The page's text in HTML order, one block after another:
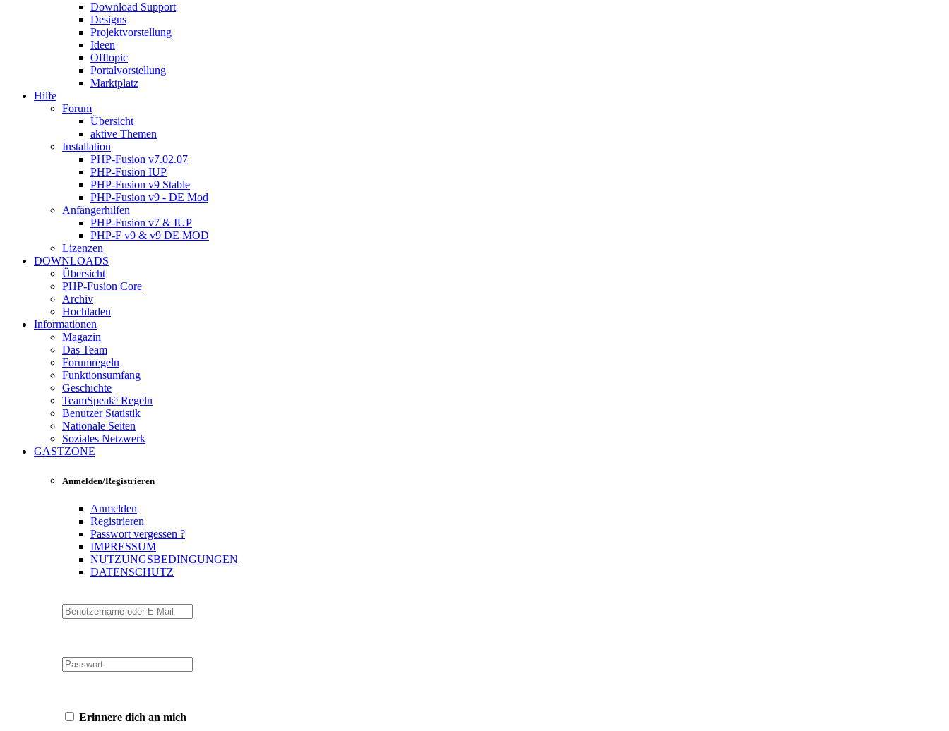
Download Support
Designs
Projektvorstellung
Ideen
Offtopic
Portalvorstellung
Marktplatz
Hilfe
Forum
Übersicht
aktive Themen
Installation
PHP-Fusion v7.02.07
PHP-Fusion IUP
PHP-Fusion v9 Stable
PHP-Fusion v9 - DE Mod
Anfängerhilfen
PHP-Fusion v7 & IUP
PHP-F v9 & v9 DE MOD
Lizenzen
DOWNLOADS
Übersicht
PHP-Fusion Core
Archiv
Hochladen
Informationen
Magazin
Das Team
Forumregeln
Funktionsumfang
Geschichte
TeamSpeak³ Regeln
Benutzer Statistik
Nationale Seiten
Soziales Netzwerk
GASTZONE
Anmelden/Registrieren
Anmelden
Registrieren
Passwort vergessen ?
IMPRESSUM
NUTZUNGSBEDINGUNGEN
DATENSCHUTZ
Erinnere dich an mich